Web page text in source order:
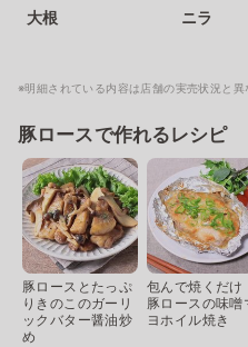
大根 ニラ
※明細されている内容は店舗の実売状況と異
豚ロースで作れるレシピ
豚ロースとたっぷ
りきのこのガーリ
ックバター醤油炒
め
包んで焼くだけ
豚ロースの味噌
ヨホイル焼き